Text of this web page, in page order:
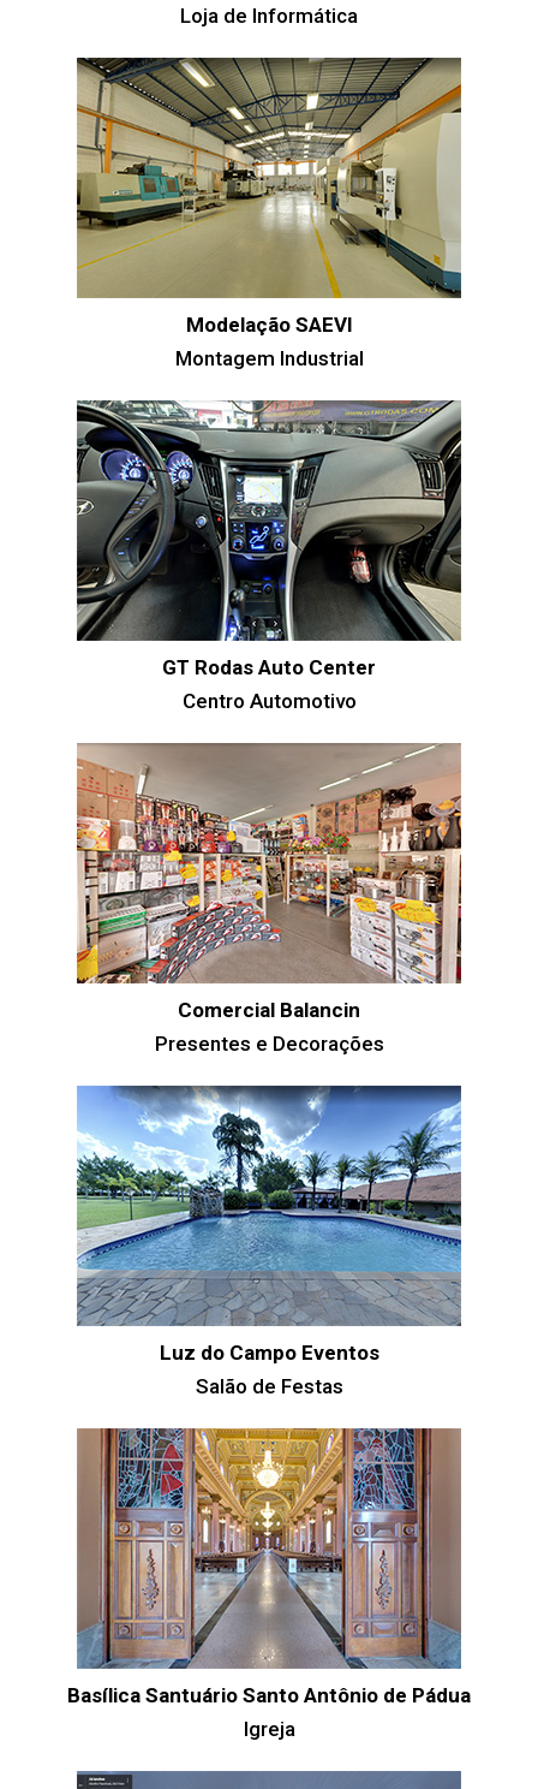
Loja de Informática
Modelação SAEVI
Montagem Industrial
GT Rodas Auto Center
Centro Automotivo
Comercial Balancin
Presentes e Decorações
Luz do Campo Eventos
Salão de Festas
Basílica Santuário Santo Antônio de Pádua
Igreja